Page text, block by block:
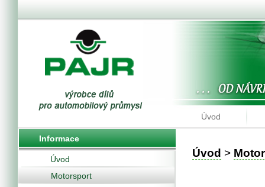
Úvod >
Informace
Úvod
Motorsport
Úvod